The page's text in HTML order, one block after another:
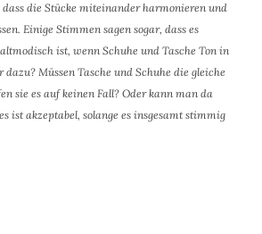
dass die Stücke miteinander harmonieren und
Einige Stimmen sagen sogar, dass es
ist, wenn Schuhe und Tasche Ton in
Müssen Tasche und Schuhe die gleiche
sie es auf keinen Fall? Oder kann man da
ist akzeptabel, solange es insgesamt stimmig